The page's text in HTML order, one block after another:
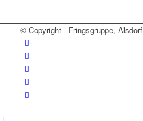
© Copyright - Fringsgruppe, Alsdorf